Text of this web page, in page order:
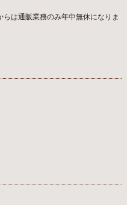
は通販業務のみ年中無休になりま